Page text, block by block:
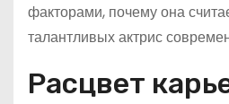
факторами, почему она
талантливых актрис
Расцвет